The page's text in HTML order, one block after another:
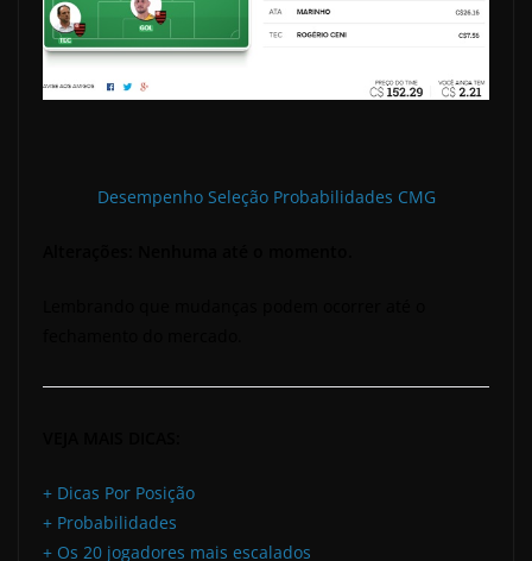
Desempenho Seleção Probabilidades CMG
+ Dicas Por Posição
+ Probabilidades
+ Os 20 jogadores mais escalados